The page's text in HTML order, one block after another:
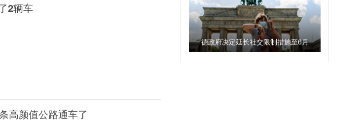
2辆车
高颜值公路通车了
德政府决定延长社交限制措施至6月